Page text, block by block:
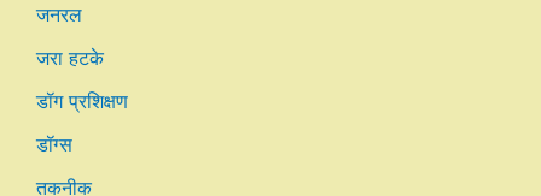
जनरल
जरा हटके
डॉग प्रशिक्षण
डॉग्स
तकनीक